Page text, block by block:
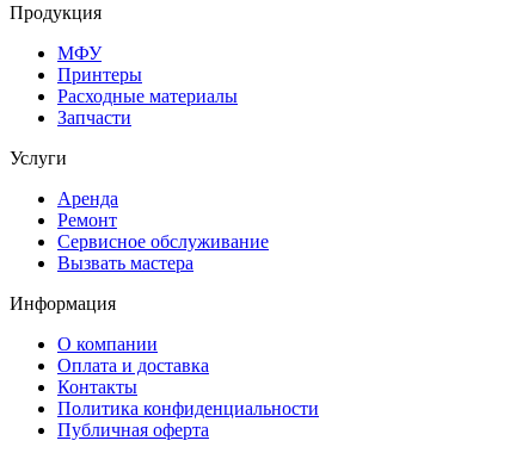
Продукция
МФУ
Принтеры
Расходные материалы
Запчасти
Услуги
Аренда
Ремонт
Сервисное обслуживание
Вызвать мастера
Информация
О компании
Оплата и доставка
Контакты
Политика конфиденциальности
Публичная оферта